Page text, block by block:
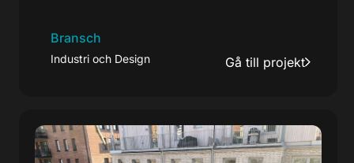
Bransch
Industri och Design Gå till projekt